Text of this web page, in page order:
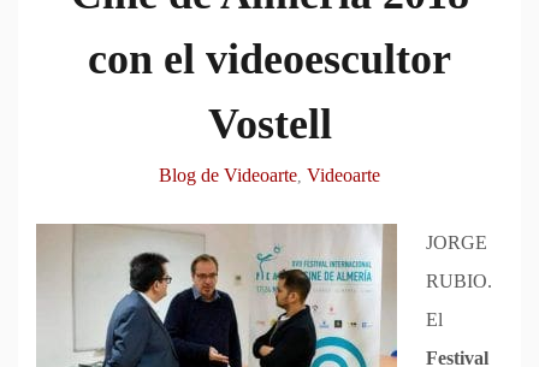
con el videoescultor
Vostell
Blog de Videoarte, Videoarte
JORGE
RUBIO.
El
Festival